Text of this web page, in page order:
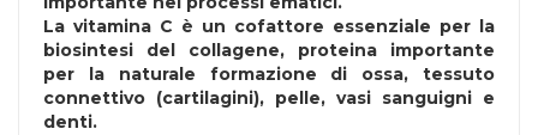
La vitamina C è un cofattore essenziale per la
biosintesi del collagene, proteina importante
per la naturale formazione di ossa, tessuto
connettivo (cartilagini), pelle, vasi sanguigni e
denti.